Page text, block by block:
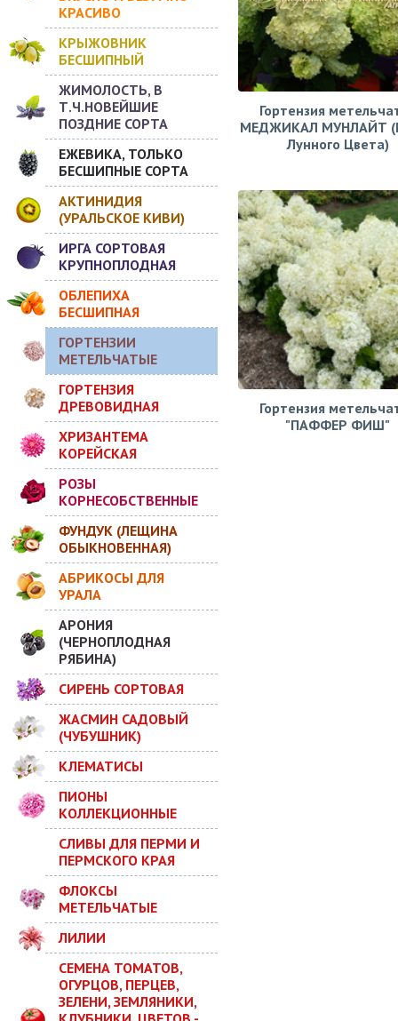
КРАСИВО
КРЫЖОВНИК
БЕСШИПНЫЙ
ЖИМОЛОСТЬ, В
Т.Ч.НОВЕЙШИЕ
ПОЗДНИЕ СОРТА
ЕЖЕВИКА, ТОЛЬКО
БЕСШИПНЫЕ СОРТА
АКТИНИДИЯ
(УРАЛЬСКОЕ КИВИ)
ИРГА СОРТОВАЯ
КРУПНОПЛОДНАЯ
ОБЛЕПИХА
БЕСШИПНАЯ
ГОРТЕНЗИИ
МЕТЕЛЬЧАТЫЕ
ГОРТЕНЗИЯ
ДРЕВОВИДНАЯ
ХРИЗАНТЕМА
КОРЕЙСКАЯ
РОЗЫ
КОРНЕСОБСТВЕННЫЕ
ФУНДУК (ЛЕЩИНА
ОБЫКНОВЕННАЯ)
АБРИКОСЫ ДЛЯ
УРАЛА
АРОНИЯ
(ЧЕРНОПЛОДНАЯ
РЯБИНА)
СИРЕНЬ СОРТОВАЯ
ЖАСМИН САДОВЫЙ
(ЧУБУШНИК)
КЛЕМАТИСЫ
ПИОНЫ
КОЛЛЕКЦИОННЫЕ
СЛИВЫ ДЛЯ ПЕРМИ И
ПЕРМСКОГО КРАЯ
ФЛОКСЫ
МЕТЕЛЬЧАТЫЕ
ЛИЛИИ
СЕМЕНА ТОМАТОВ,
ОГУРЦОВ, ПЕРЦЕВ,
ЗЕЛЕНИ, ЗЕМЛЯНИКИ,
Гортензия
МЕДЖИКАЛ МУНЛАЙТ
Лунного Цвета)
Гортензия
"ПАФФЕР ФИШ"